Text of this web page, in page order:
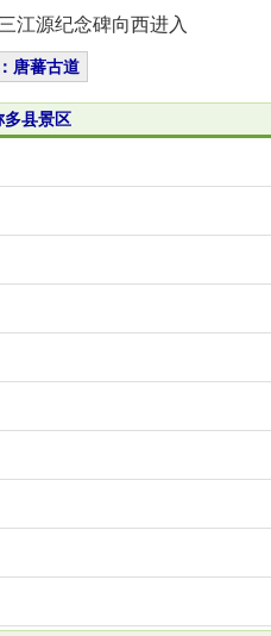
源纪念碑向西进入
唐蕃古道
多县景区